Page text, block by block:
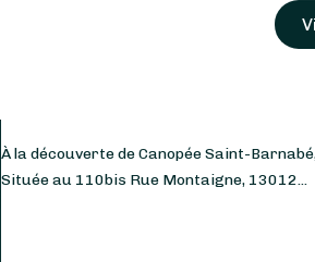
À la découverte de Canopée Saint-
Située au 110bis Rue Montaigne, 13012...